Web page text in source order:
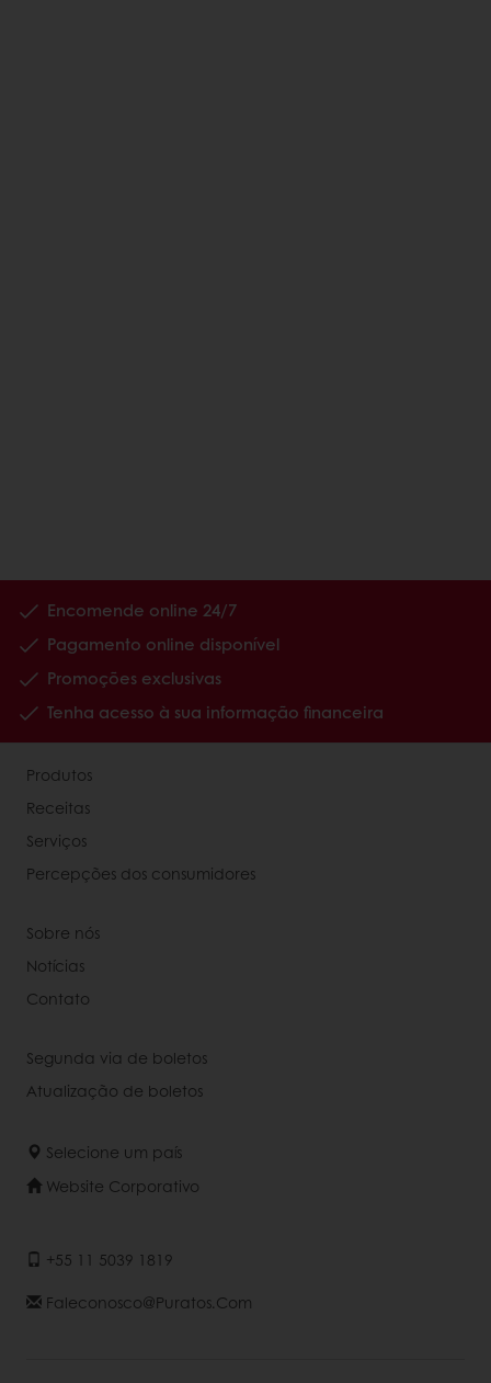
Encomende online 24/7
Pagamento online disponível
Promoções exclusivas
Tenha acesso à sua informação financeira
Produtos
Receitas
Serviços
Percepções dos consumidores
Sobre nós
Notícias
Contato
Segunda via de boletos
Atualização de boletos
Selecione um país
Website Corporativo
+55 11 5039 1819
Faleconosco@puratos.com